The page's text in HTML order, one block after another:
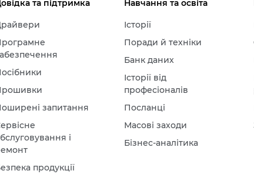
та підтримка
запитання
і
продукції
Навчання та освіта
Історії
Поради й техніки
Банк даних
Історії від
професіоналів
Посланці
Масові заходи
Бізнес-аналітика